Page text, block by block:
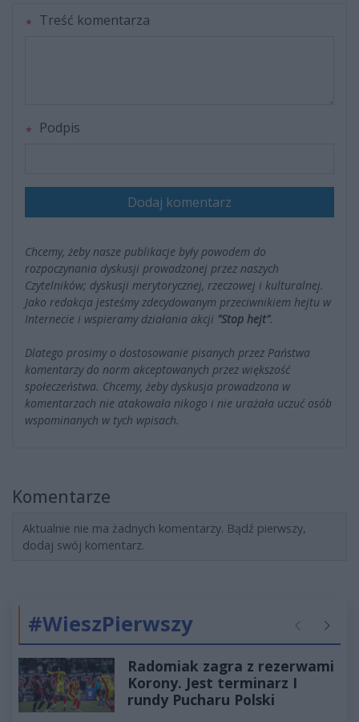
Treść komentarza
Podpis
Dodaj komentarz
Chcemy, żeby nasze publikacje były powodem do
rozpoczynania dyskusji prowadzonej przez naszych
Czytelników; dyskusji merytorycznej, rzeczowej i kulturalnej.
Jako redakcja jesteśmy zdecydowanym przeciwnikiem hejtu w
Internecie i wspieramy działania akcji "Stop hejt".
Dlatego prosimy o dostosowanie pisanych przez Państwa
komentarzy do norm akceptowanych przez większość
społeczeństwa. Chcemy, żeby dyskusja prowadzona w
komentarzach nie atakowała nikogo i nie urażała uczuć osób
wspominanych w tych wpisach.
Komentarze
Aktualnie nie ma żadnych komentarzy. Bądź pierwszy,
dodaj swój komentarz.
#WieszPierwszy Poprzednie
Radomiak zagra z rezerwami
Korony. Jest terminarz I
rundy Pucharu Polski